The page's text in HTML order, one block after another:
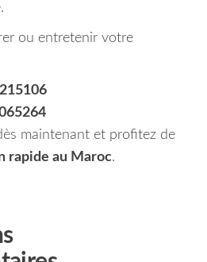
ou entretenir votre
maintenant et profitez de
rapide au Maroc.